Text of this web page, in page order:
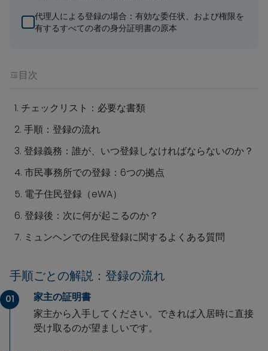
代理人による登録の場合：有効な委任状、および権限を
有するすべての者の身分証明書の原本
目次
1. チェックリスト：必要な書類
2. 手順：登録の流れ
3. 登録義務：誰が、いつ登録しなければならないのか？
4. 市民事務所での登録：6つの拠点
5. 電子住民登録（eWA）
6. 登録後：次に何が起こるのか？
7. ミュンヘンでの住民登録に関するよくある質問
手順ごとの解説：登録の流れ
01
家主の証明書
家主から入手してください。できれば入居時に直接
受け取るのが望ましいです。